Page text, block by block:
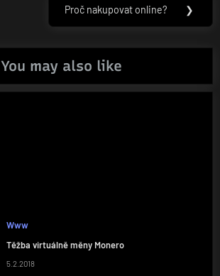
Next
Proč nakupovat online? ❯
You may also like
Www
Těžba virtuálně měny Monero
5.2.2018